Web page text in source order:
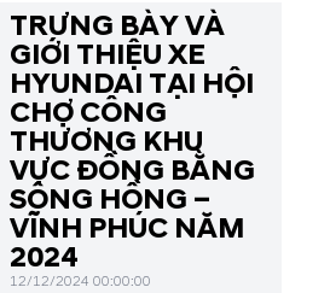
TRƯNG BÀY VÀ
GIỚI THIỆU XE
HYUNDAI TẠI HỘI
CHỢ CÔNG
THƯƠNG KHU
VỰC ĐỒNG BẰNG
SÔNG HỒNG –
VĨNH PHÚC NĂM
2024
12/12/2024 00:00:00